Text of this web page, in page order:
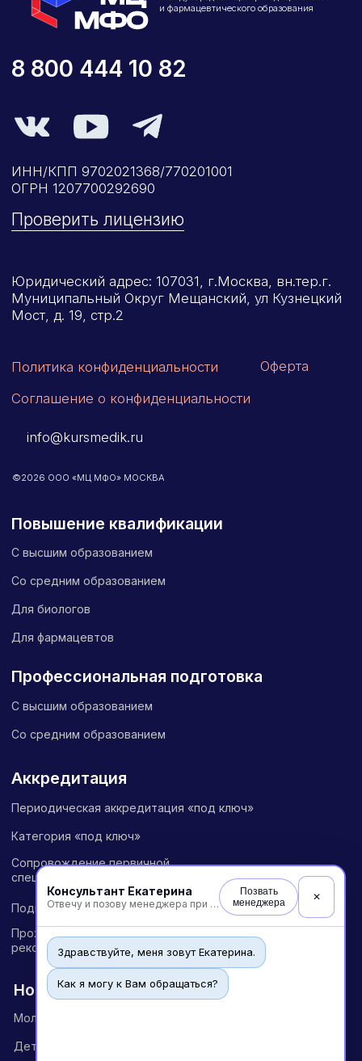
Консультант Екатерина
Отвечу и позову менеджера при необходимости
Позвать
менеджера
✕
Здравствуйте, меня зовут Екатерина.
Как я могу к Вам обращаться?
Общество с Ограниченной Ответственностью
«Международный Центр Медицинского
Профессиональная подготовка
Для биологов
Новые курсы
Неврология
Молекулярная нутрициология
О нашем центре
Основные сведения
Отзывы
Аккредитация
Подготовка документов
Сопровождение первичной
Категория «под ключ»